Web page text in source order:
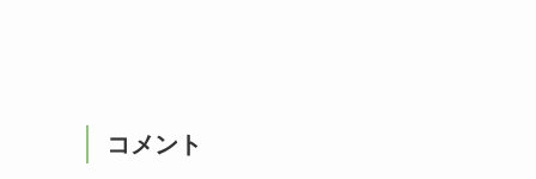
コメント